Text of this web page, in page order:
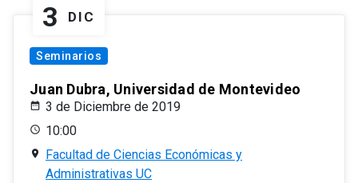
3 DIC
Seminarios
Juan Dubra, Universidad de Montevideo
3 de Diciembre de 2019
10:00
Facultad de Ciencias Económicas y
Administrativas UC